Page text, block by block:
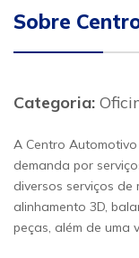
Sobre
Categoria:
A Centro
demanda por
diversos serviços
alinhamento 3D,
peças, além de uma